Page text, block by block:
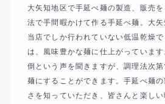
大矢知地区で手延べ麺の製造、販売
法で手間暇かけて作る手延べ麺。大矢
当店でしか行われていない低温乾燥
は、風味豊かな麺に仕上がっていま
倒という声を聞きますが、調理法次
麺にすることができます。手延べ麺
さを知っていただき、皆さんと楽し